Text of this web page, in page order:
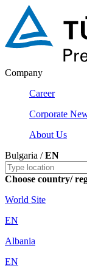
Company
Career
Corporate
About Us
Bulgaria /EN
Choose country/
World Site
EN
Albania
EN